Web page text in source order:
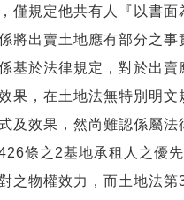
僅規定他共有人『以書
將出賣土地應有部分之
基於法律規定，對於出
果，在土地法無特別明
及效果，然尚難認係屬
條之2基地承租人之優
之物權效力，而土地法